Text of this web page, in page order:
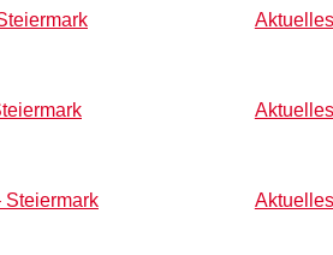
Steiermark